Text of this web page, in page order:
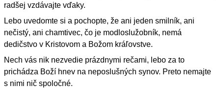
radšej vzdávajte vďaky.
Lebo uvedomte si a pochopte, že ani jeden smilník, ani
nečistý, ani chamtivec, čo je modloslužobník, nemá
dedičstvo v Kristovom a Božom kráľovstve.
Nech vás nik nezvedie prázdnymi rečami, lebo za to
prichádza Boží hnev na neposlušných synov. Preto nemajte
s nimi nič spoločné.